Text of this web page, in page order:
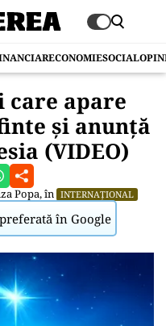
ECONOMIESOCIAL
care apare
şi anunţă
(VIDEO)
Popa, în INTERNAȚIONAL
în Google